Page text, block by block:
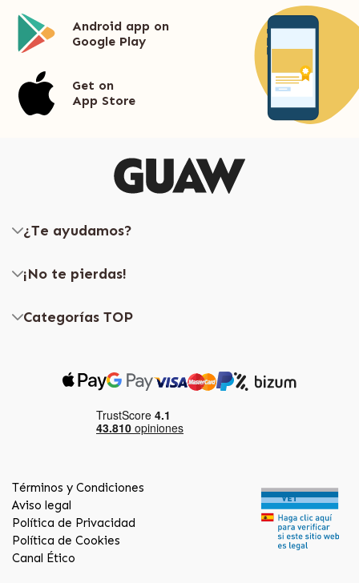
Android app on
Google Play
Get on
App Store
¿Te ayudamos?
¡No te pierdas!
Categorías TOP
Términos y Condiciones
Aviso legal
Política de Privacidad
Política de Cookies
Canal Ético